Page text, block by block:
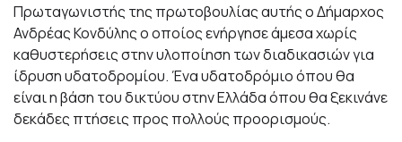
Πρωταγωνιστής της πρωτοβουλίας αυτής ο Δήμαρχος
Ανδρέας Κονδύλης ο οποίος ενήργησε άμεσα χωρίς
καθυστερήσεις στην υλοποίηση των διαδικασιών για
ίδρυση υδατοδρομίου. Ένα υδατοδρόμιο όπου θα
είναι η βάση του δικτύου στην Ελλάδα όπου θα ξεκινάνε
δεκάδες πτήσεις προς πολλούς προορισμούς.